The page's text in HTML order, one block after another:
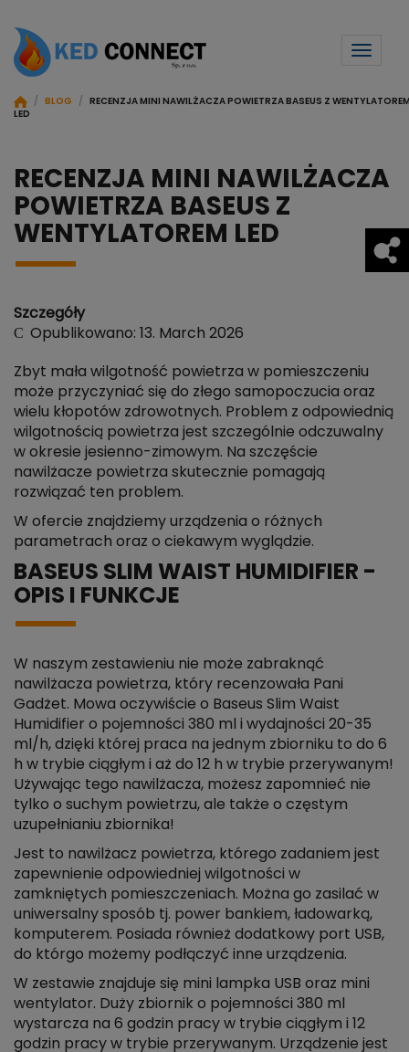
Toggle
/ BLOG /
RECENZJA MINI NAWILŻACZA POWIETRZA BASEUS Z
LED
RECENZJA MINI NAWILŻACZA
POWIETRZA BASEUS Z
WENTYLATOREM LED
Szczegóły
Opublikowano: 13. March 2026
Zbyt mała wilgotność powietrza w pomieszczeniu
może przyczyniać się do złego samopoczucia oraz
wielu kłopotów zdrowotnych. Problem z odpowiednią
wilgotnością powietrza jest szczególnie odczuwalny
w okresie jesienno-zimowym. Na szczęście
nawilżacze powietrza skutecznie pomagają
rozwiązać ten problem.
W ofercie znajdziemy urządzenia o różnych
parametrach oraz o ciekawym wyglądzie.
BASEUS SLIM WAIST HUMIDIFIER -
OPIS I FUNKCJE
W naszym zestawieniu nie może zabraknąć
nawilżacza powietrza, który recenzowała Pani
Gadżet. Mowa oczywiście o Baseus Slim Waist
Humidifier o pojemności 380 ml i wydajności 20-35
ml/h, dzięki której praca na jednym zbiorniku to do 6
h w trybie ciągłym i aż do 12 h w trybie przerywanym!
Używając tego nawilżacza, możesz zapomnieć nie
tylko o suchym powietrzu, ale także o częstym
uzupełnianiu zbiornika!
Jest to nawilżacz powietrza, którego zadaniem jest
zapewnienie odpowiedniej wilgotności w
zamkniętych pomieszczeniach. Można go zasilać w
uniwersalny sposób tj. power bankiem, ładowarką,
komputerem. Posiada również dodatkowy port USB,
do którgo możemy podłączyć inne urządzenia.
W zestawie znajduje się mini lampka USB oraz mini
wentylator. Duży zbiornik o pojemności 380 ml
wystarcza na 6 godzin pracy w trybie ciągłym i 12
godzin pracy w trybie przerywanym. Urządzenie jest